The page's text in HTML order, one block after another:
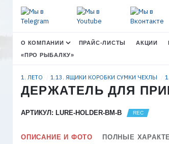
О КОМПАНИИ ПРАЙС-ЛИСТЫ АКЦИИ
«ПРО РЫБАЛКУ»
1. ЛЕТО 1.13. ЯЩИКИ КОРОБКИ СУМКИ ЧЕХЛЫ
ДЕРЖАТЕЛЬ ДЛЯ
АРТИКУЛ: LURE-HOLDER-BM-B
ОПИСАНИЕ И ФОТО ПОЛНЫЕ